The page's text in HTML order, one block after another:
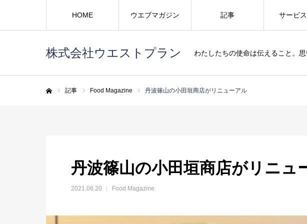
株式会社ウエストプラン わたしたちの使命は伝えること。
HOME ウエブマガジン 記事 サービ
記事 Food Magazine 丹波篠山の小田垣商店がリニューアル
丹波篠山の小田垣商店がリニュ
2021.06.20 Food Magazine